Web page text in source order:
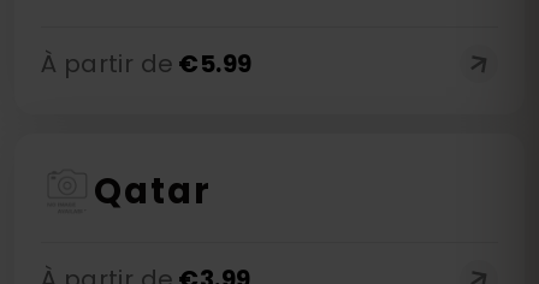
À partir de €5.99
Qatar